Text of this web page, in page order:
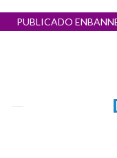
Navegación
de
PUBLICADO EN